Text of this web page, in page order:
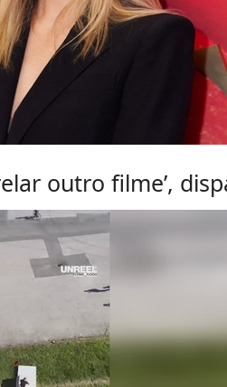
outro filme’,